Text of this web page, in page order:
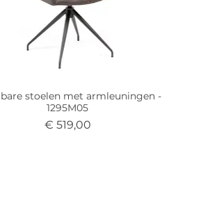
stoelen met armleuningen -
1295M05
Prijs
€ 519,00